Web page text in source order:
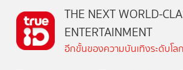
THE NEXT WORLD-
ENTERTAINMENT
อีกขั้นของความบันเทิงระดับโ